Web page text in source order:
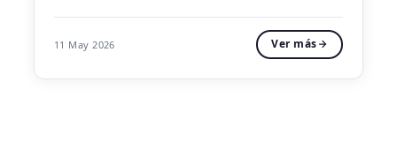
Como si el mundo de las empresas tuviera sus
propias reglas morales. Como si uno pudiera ser
11 May 2026 Ver más